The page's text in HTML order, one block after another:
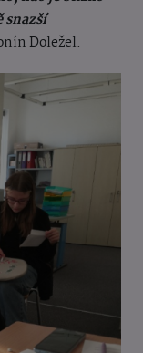
snazší
Doležel.​